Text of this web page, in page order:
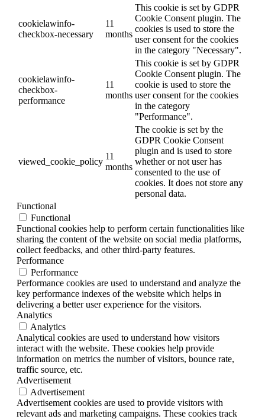
cookielawinfo-
checkbox-necessary
11
months
This cookie is set by GDPR
Cookie Consent plugin. The
cookies is used to store the
user consent for the cookies
in the category "Necessary".
cookielawinfo-
checkbox-
performance
11
months
This cookie is set by GDPR
Cookie Consent plugin. The
cookie is used to store the
user consent for the cookies
in the category
"Performance".
viewed_cookie_policy
11
months
The cookie is set by the
GDPR Cookie Consent
plugin and is used to store
whether or not user has
consented to the use of
cookies. It does not store any
personal data.
Functional
Functional
Functional cookies help to perform certain functionalities like
sharing the content of the website on social media platforms,
collect feedbacks, and other third-party features.
Performance
Performance
Performance cookies are used to understand and analyze the
key performance indexes of the website which helps in
delivering a better user experience for the visitors.
Analytics
Analytics
Analytical cookies are used to understand how visitors
interact with the website. These cookies help provide
information on metrics the number of visitors, bounce rate,
traffic source, etc.
Advertisement
Advertisement
Advertisement cookies are used to provide visitors with
relevant ads and marketing campaigns. These cookies track